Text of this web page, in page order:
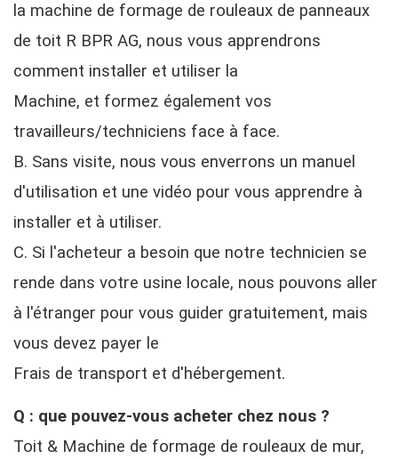
la machine de formage de rouleaux de panneaux
de toit R BPR AG, nous vous apprendrons
comment installer et utiliser la
Machine, et formez également vos
travailleurs/techniciens face à face.
B. Sans visite, nous vous enverrons un manuel
d'utilisation et une vidéo pour vous apprendre à
installer et à utiliser.
C. Si l'acheteur a besoin que notre technicien se
rende dans votre usine locale, nous pouvons aller
à l'étranger pour vous guider gratuitement, mais
vous devez payer le
Frais de transport et d'hébergement.
Q : que pouvez-vous acheter chez nous ?
Toit & Machine de formage de rouleaux de mur,